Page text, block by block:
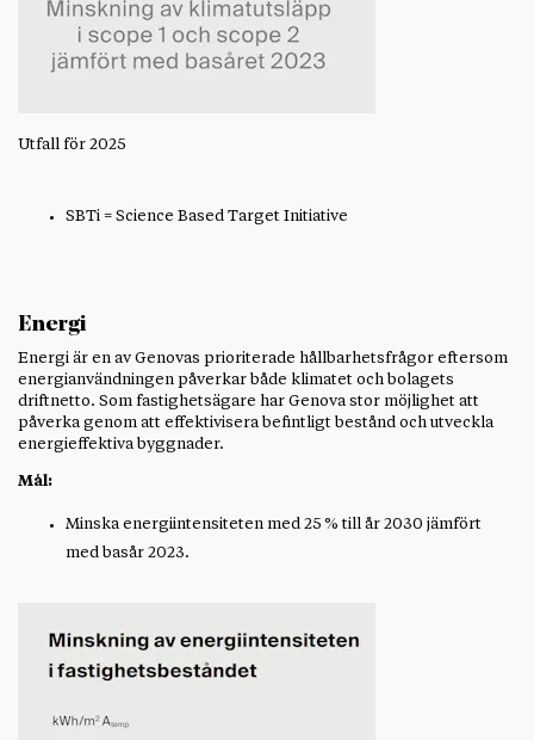
Utfall för 2025
SBTi = Science Based Target Initiative
Energi
Energi är en av Genovas prioriterade hållbarhetsfrågor eftersom
energianvändningen påverkar både klimatet och bolagets
driftnetto. Som fastighetsägare har Genova stor möjlighet att
påverka genom att effektivisera befintligt bestånd och utveckla
energieffektiva byggnader.
Mål:
Minska energiintensiteten med 25 % till år 2030 jämfört
med basår 2023.